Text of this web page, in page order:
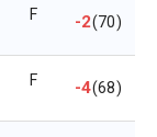
F -2(70)
F -4(68)